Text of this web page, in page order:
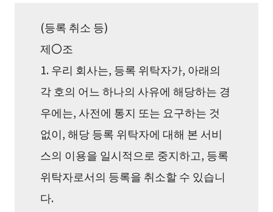
(등록 취소 등)
제〇조
1. 우리 회사는, 등록 위탁자가, 아래의
각 호의 어느 하나의 사유에 해당하는 경
우에는, 사전에 통지 또는 요구하는 것
없이, 해당 등록 위탁자에 대해 본 서비
스의 이용을 일시적으로 중지하고, 등록
위탁자로서의 등록을 취소할 수 있습니
다.